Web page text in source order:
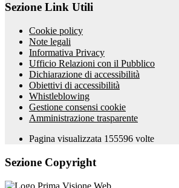
Sezione Link Utili
Cookie policy
Note legali
Informativa Privacy
Ufficio Relazioni con il Pubblico
Dichiarazione di accessibilità
Obiettivi di accessibilità
Whistleblowing
Gestione consensi cookie
Amministrazione trasparente
Pagina visualizzata 155596 volte
Sezione Copyright